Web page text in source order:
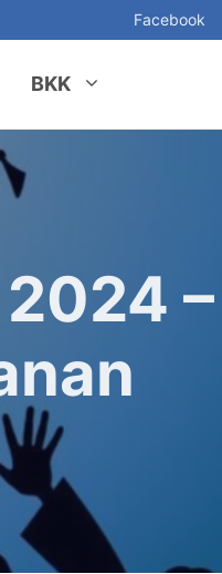
Facebook
BKK
–